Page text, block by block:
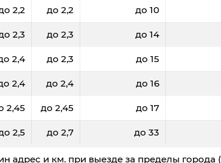
2,2 до 2,2 до 10
2,3 до 2,3 до 14
2,4 до 2,3 до 15
2,4 до 2,4 до 16
2,45 до 2,45 до 17
2,5 до 2,7 до 33
адрес и км. при выезде за пределы города